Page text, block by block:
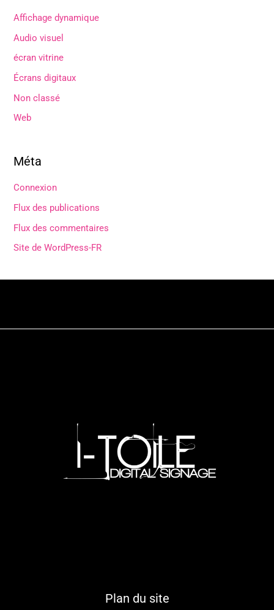
Affichage dynamique
Audio visuel
écran vitrine
Écrans digitaux
Non classé
Web
Méta
Connexion
Flux des publications
Flux des commentaires
Site de WordPress-FR
Plan du site